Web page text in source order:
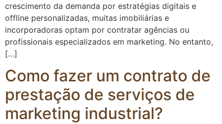
crescimento da demanda por estratégias digitais e
offline personalizadas, muitas imobiliárias e
incorporadoras optam por contratar agências ou
profissionais especializados em marketing. No entanto,
[…]
Como fazer um contrato de
prestação de serviços de
marketing industrial?